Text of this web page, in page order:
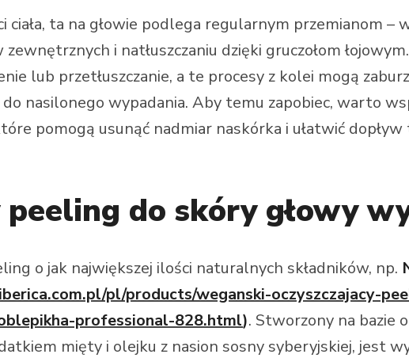
ciała, ta na głowie podlega regularnym przemianom
zewnętrznych i natłuszczaniu dzięki gruczołom
lub przetłuszczanie, a te procesy z kolei mogą
nasilonego wypadania. Aby temu zapobiec, warto
pomogą usunąć nadmiar naskórka i ułatwić
do skóry głowy
o jak największej ilości naturalnych składników, np.
pl/products/weganski-oczyszczajacy-
professional-828.html). Stworzony na bazie
mięty i olejku z nasion sosny syberyjskiej, jest